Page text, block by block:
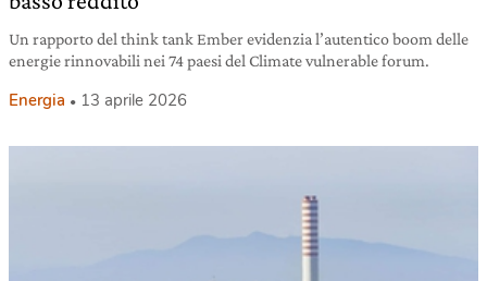
Un rapporto del think tank Ember evidenzia l’autentico boom delle
energie rinnovabili nei 74 paesi del Climate vulnerable forum.
Energia 13 aprile 2026